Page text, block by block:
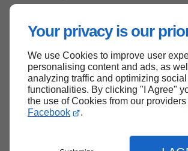
Your privacy is our
We use Cookies to improve user
personalising content and ads, as
analyzing traffic and optimizing
functionalities. By clicking "I Agree"
the use of Cookies from our providers
Facebook
.
Haut de page